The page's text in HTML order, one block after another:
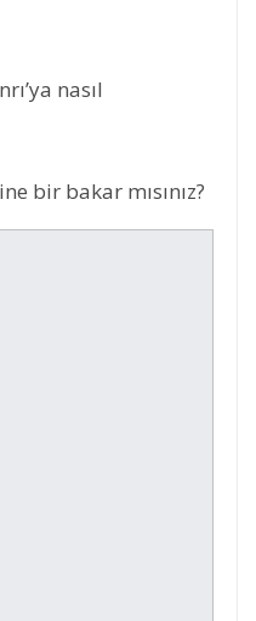
nasıl
bir bakar mısınız?